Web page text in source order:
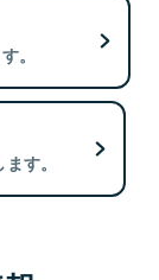
。
す。